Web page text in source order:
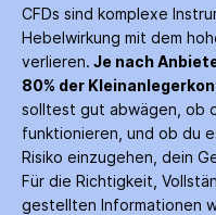
CFDs sind komplexe
Hebelwirkung mit dem
verlieren. Je nach
80% der
solltest gut abwägen, ob
funktionieren, und ob du
Risiko einzugehen, dein
Für die Richtigkeit,
gestellten Informationen